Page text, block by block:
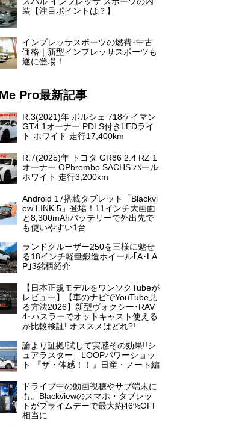
装【注目ポイントは？】
インプレッサスポーツの燃費･中古
価格｜新型インプレッサスポーツも
遂に登場！
Pro最新記事
R.3(2021)年 ポルシェ 718ケイマン
GT4 1オーナー PDLS付きLEDライ
ト ホワイト 走行17,400km
R.7(2025)年 トヨタ GR86 2.4 RZ 1
オーナー OPbrembo SACHS パール
ホワイト 走行3,200km
Android 17搭載タブレット「Blackvi
ew LINK 5」登場！11インチ大画面
と8,300mAhバッテリーで外出先で
も使いやすい1台
ランドクルーザー250を三様に魅せ
る18インチ軽量鍛造ホイール｢A･LA
P｣3銘柄紹介
【日本正規モデルをワンソクTubeが
レビュー】【車のナビでYouTube見
る方法2026】新型ヴォクシー･RAV
4･ハスラーでオットキャスト使える
か比較検証! オススメはどれ?!
論より証拠!試して実感その効果!!シ
ュアラスター LOOPパワーショッ
ト 『ザ・体感！！』日産・ノート編
ドライブ中の動画視聴やサブ端末に
も。Blackviewのスマホ・タブレッ
トがプライムデーで最大約46%OFF
相当に